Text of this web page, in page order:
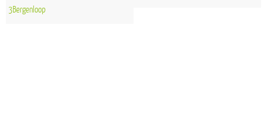
3Bergenloop